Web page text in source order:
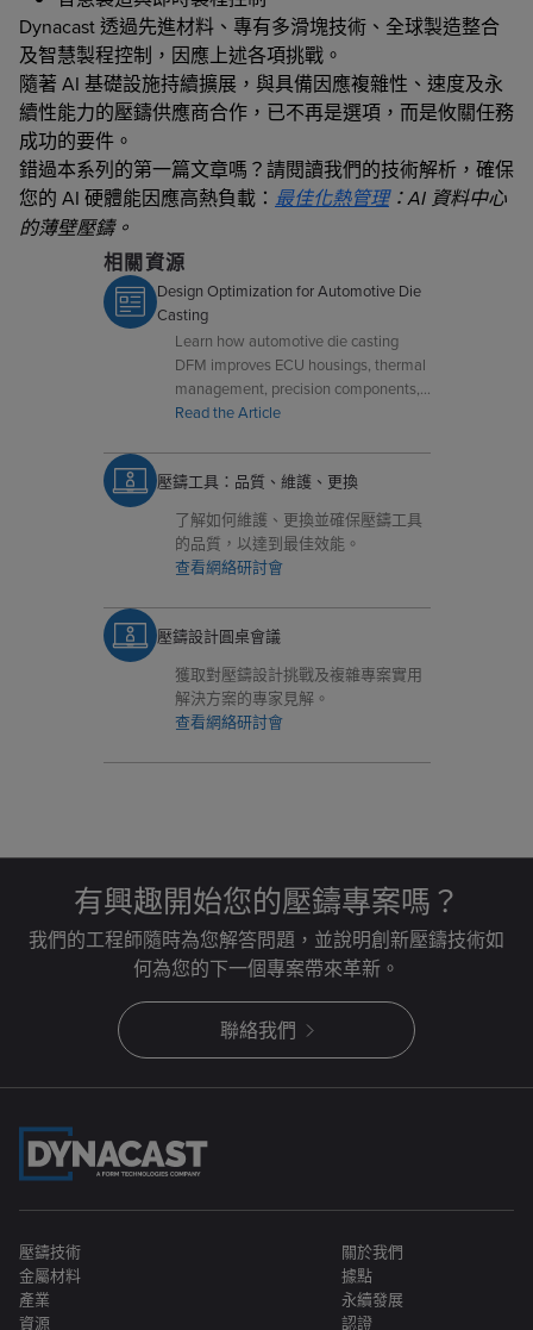
Dynacast 透過先進材料、專有多滑塊技術、全球製造整合
及智慧製程控制，因應上述各項挑戰。
隨著 AI 基礎設施持續擴展，與具備因應複雜性、速度及永
續性能力的壓鑄供應商合作，已不再是選項，而是攸關任務
成功的要件。
錯過本系列的第一篇文章嗎？請閱讀我們的技術解析，確保
您的 AI 硬體能因應高熱負載： 最佳化熱管理：AI 資料中心
的薄壁壓鑄。
相關資源
Design Optimization for Automotive Die
Casting
Learn how automotive die casting
DFM improves ECU housings, thermal
management, precision components,
and high-volume manufacturing
Read the Article
壓鑄工具：品質、維護、更換
了解如何維護、更換並確保壓鑄工具
的品質，以達到最佳效能。
查看網絡研討會
壓鑄設計圓桌會議
獲取對壓鑄設計挑戰及複雜專案實用
解決方案的專家見解。
查看網絡研討會
有興趣開始您的壓鑄專案嗎？
我們的工程師隨時為您解答問題，並說明創新壓鑄技術如
何為您的下一個專案帶來革新。
聯絡我們
壓鑄技術
金屬材料
產業
資源
關於我們
據點
永續發展
認證